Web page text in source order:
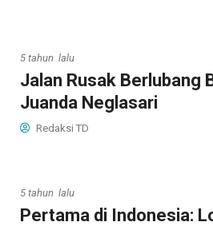
5 tahun lalu
Jalan Rusak Berlubang
Juanda Neglasari
Redaksi TD
5 tahun lalu
Pertama di Indonesia: